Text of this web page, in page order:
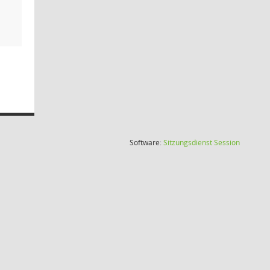
Software:SitzungsdienstSession(Wird in